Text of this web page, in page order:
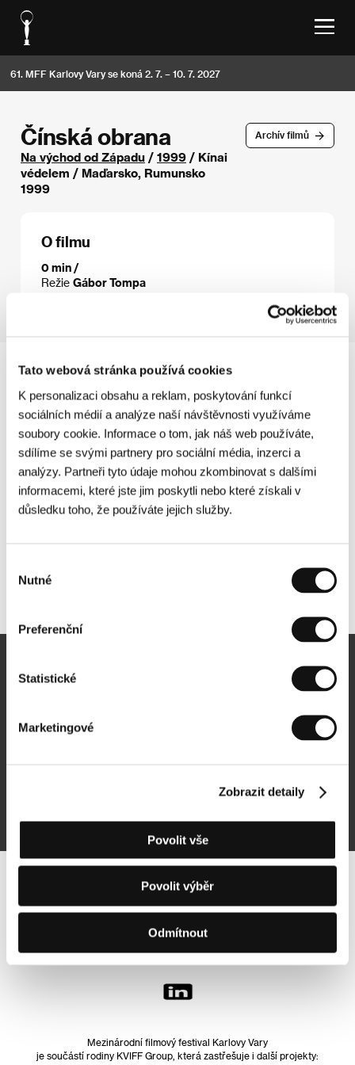
Tato webová stránka používá cookies
K personalizaci obsahu a reklam, poskytování funkcí
sociálních médií a analýze naší návštěvnosti využíváme
soubory cookie. Informace o tom, jak náš web používáte,
sdílíme se svými partnery pro sociální média, inzerci a
analýzy. Partneři tyto údaje mohou zkombinovat s dalšími
informacemi, které jste jim poskytli nebo které získali v
důsledku toho, že používáte jejich služby.
souhlasu
Nutné
Preferenční
Statistické
Marketingové
Zobrazit detaily
Povolit vše
Povolit výběr
Odmítnout
61. MFF Karlovy Vary se koná 2. 7. – 10. 7. 2027
Archív filmů
Čínská obrana
Na východ od Západu / 1999 / Kínai
védelem / Maďarsko, Rumunsko
1999
O filmu
0 min /
Režie Gábor Tompa
Sledujte nás na síti:
Mezinárodní filmový festival Karlovy Vary
je součástí rodiny KVIFF Group, která zastřešuje i další projekty: